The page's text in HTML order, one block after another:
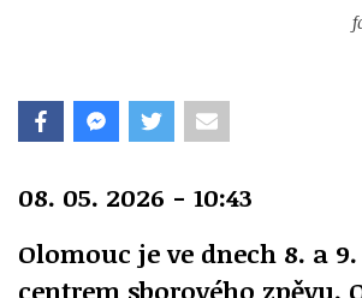
08. 05. 2026 - 10:43
Olomouc je ve dnech 8. a
centrem sborového zpěvu.